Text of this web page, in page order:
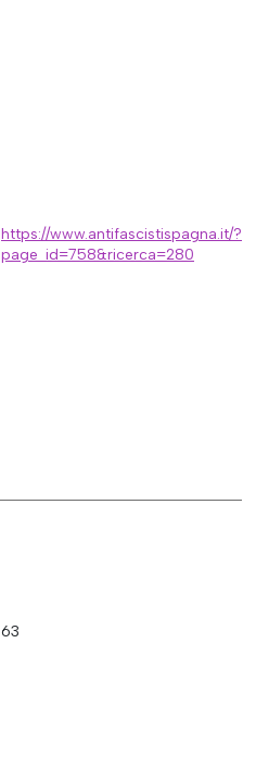
https://www.antifascistispagna.it/?
page_id=758&ricerca=280
63